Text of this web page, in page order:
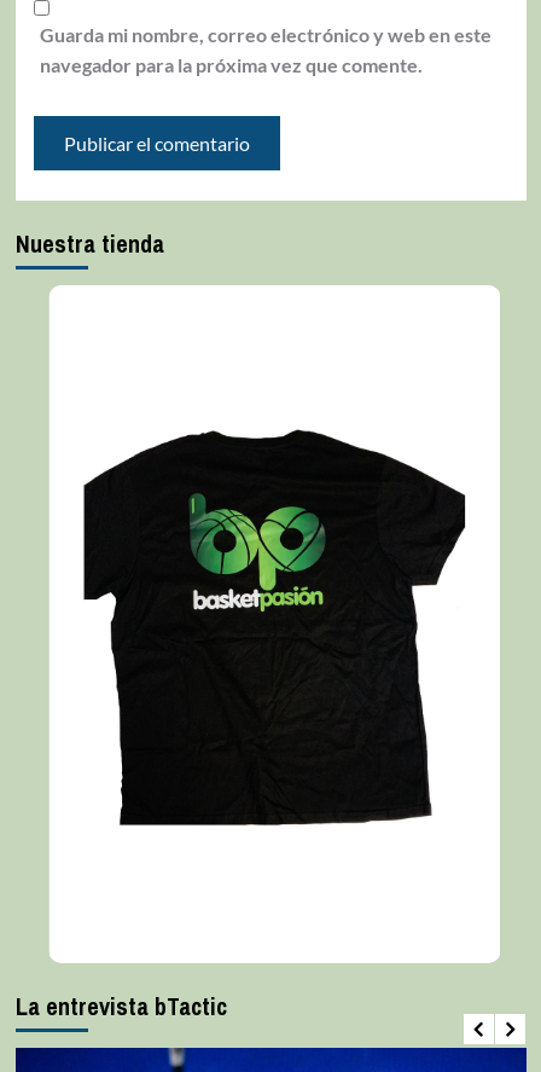
Guarda mi nombre, correo electrónico y web en este
navegador para la próxima vez que comente.
Nuestra tienda
La entrevista bTactic